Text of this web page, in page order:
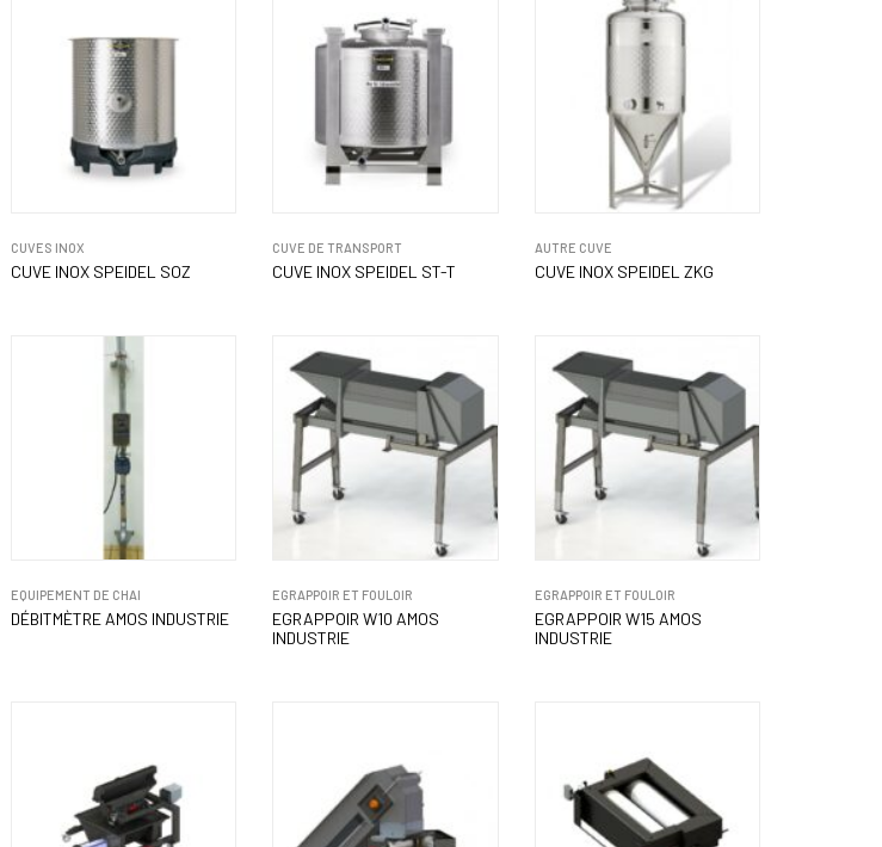
CUVES INOX
CUVE INOX SPEIDEL SOZ
CUVE DE TRANSPORT
CUVE INOX SPEIDEL ST-T
AUTRE CUVE
CUVE INOX SPEIDEL ZKG
EQUIPEMENT DE CHAI
DÉBITMÈTRE AMOS INDUSTRIE
EGRAPPOIR ET FOULOIR
EGRAPPOIR W10 AMOS
INDUSTRIE
EGRAPPOIR ET FOULOIR
EGRAPPOIR W15 AMOS
INDUSTRIE